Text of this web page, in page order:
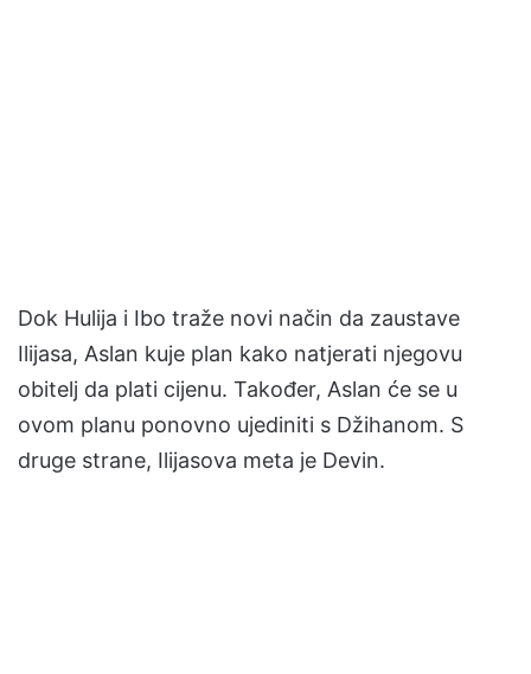
Dok Hulija i Ibo traže novi način da zaustave
Ilijasa, Aslan kuje plan kako natjerati njegovu
obitelj da plati cijenu. Također, Aslan će se u
ovom planu ponovno ujediniti s Džihanom. S
druge strane, Ilijasova meta je Devin.